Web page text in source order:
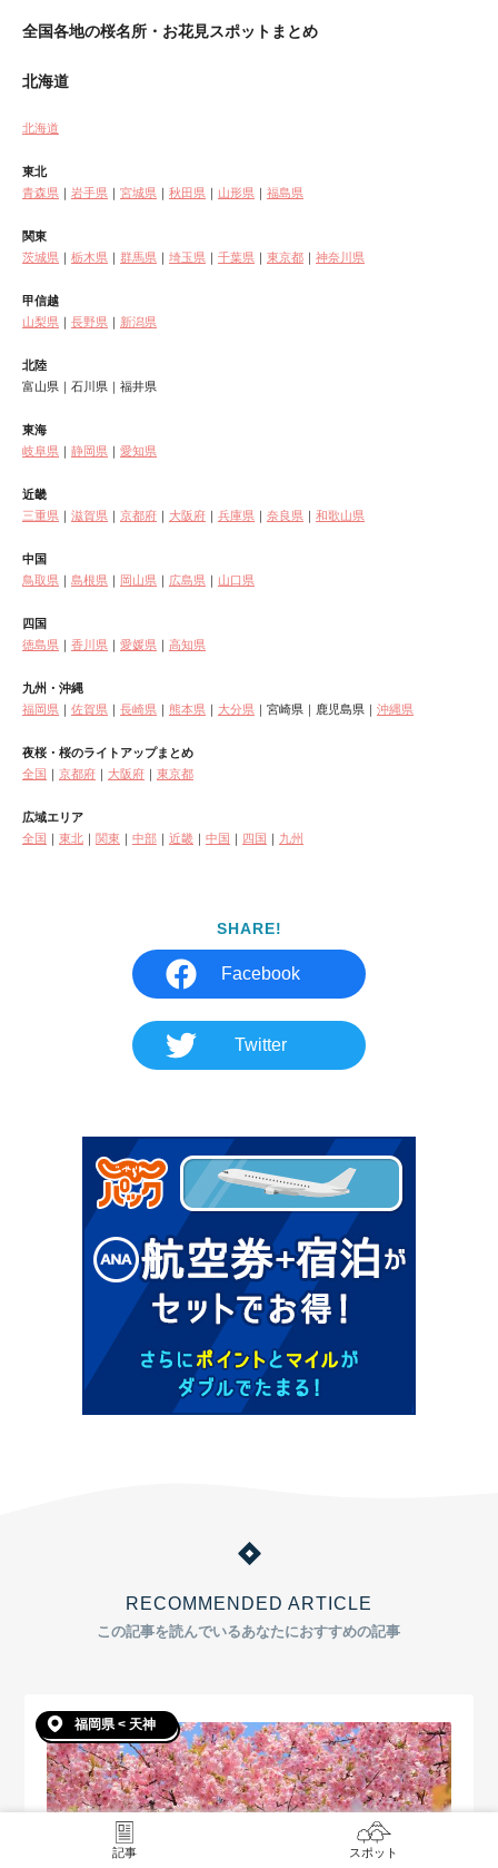
全国各地の桜名所・お花見スポットまとめ
北海道
北海道
東北
青森県 ｜ 岩手県 ｜ 宮城県 ｜ 秋田県 ｜ 山形県 ｜ 福島県
関東
茨城県 ｜ 栃木県 ｜ 群馬県 ｜ 埼玉県 ｜ 千葉県 ｜ 東京都 ｜ 神奈川県
甲信越
山梨県 ｜ 長野県 ｜ 新潟県
北陸
富山県｜石川県｜福井県
東海
岐阜県 ｜ 静岡県 ｜ 愛知県
近畿
三重県 ｜ 滋賀県 ｜ 京都府 ｜ 大阪府 ｜ 兵庫県 ｜ 奈良県 ｜ 和歌山県
中国
鳥取県 ｜ 島根県 ｜ 岡山県 ｜ 広島県 ｜ 山口県
四国
徳島県 ｜ 香川県 ｜ 愛媛県 ｜ 高知県
九州・沖縄
福岡県 ｜ 佐賀県 ｜ 長崎県 ｜ 熊本県 ｜ 大分県 ｜宮崎県｜鹿児島県｜ 沖縄県
夜桜・桜のライトアップまとめ
全国 ｜ 京都府 ｜ 大阪府 ｜ 東京都
広域エリア
全国 ｜ 東北 ｜ 関東 ｜ 中部 ｜ 近畿 ｜ 中国 ｜ 四国 ｜ 九州
SHARE!
Facebook
Twitter
RECOMMENDED ARTICLE
この記事を読んでいるあなたにおすすめの記事
福岡県 < 天神
記事 スポット